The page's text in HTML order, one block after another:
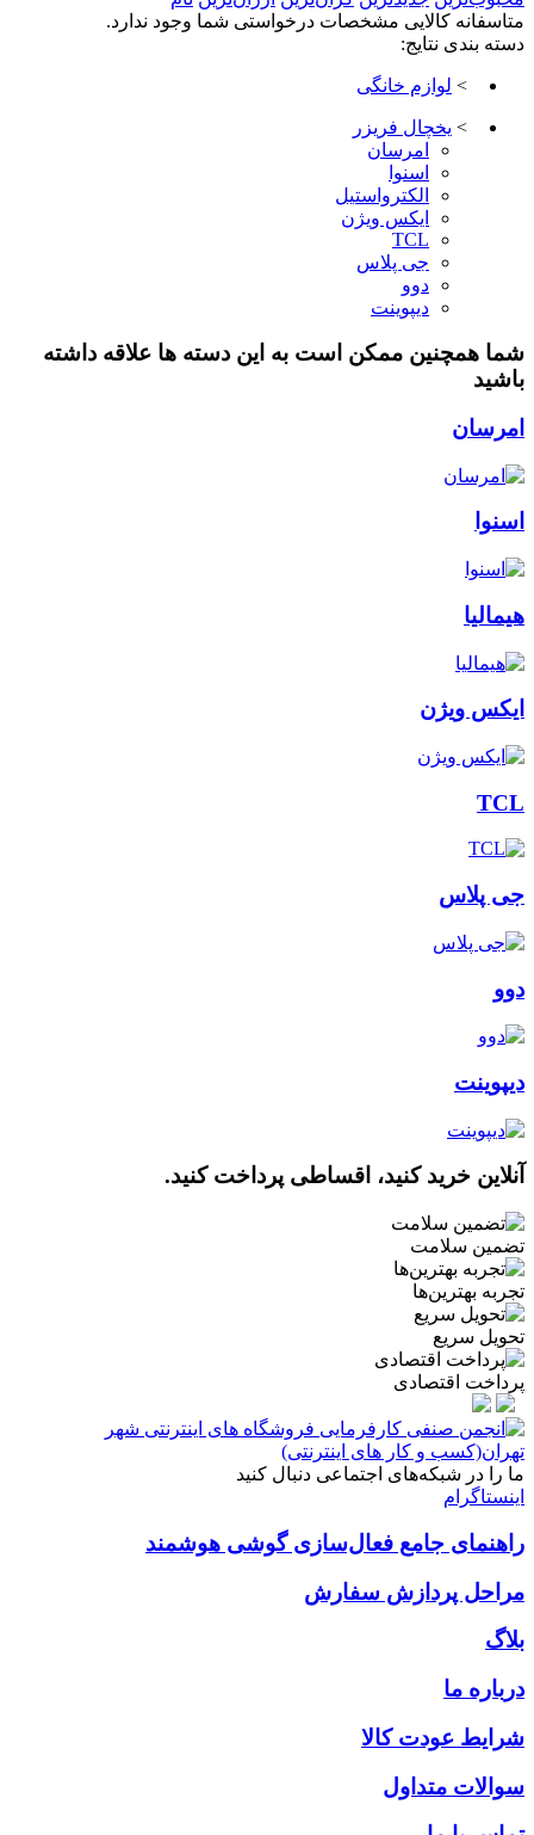
متاسفانه کالایی مشخصات درخواستی شما وجود ندارد.
دسته بندی نتایج:
> لوازم خانگی
> یخچال فریزر
امرسان
اسنوا
الکترواستیل
ایکس ویژن
TCL
جی پلاس
دوو
دیپوینت
شما همچنین ممکن است به این دسته ها علاقه داشته
باشید
امرسان
اسنوا
هیمالیا
ایکس ویژن
TCL
جی پلاس
دوو
دیپوینت
آنلاین خرید کنید، اقساطی پرداخت کنید.
تضمین سلامت
تجربه بهترین‌ها
تحویل سریع
پرداخت اقتصادی
ما را در شبکه‌های اجتماعی دنبال کنید
اینستاگرام
راهنمای جامع فعال‌سازی گوشی هوشمند
مراحل پردازش سفارش
بلاگ
درباره ما
شرایط عودت کالا
سوالات متداول